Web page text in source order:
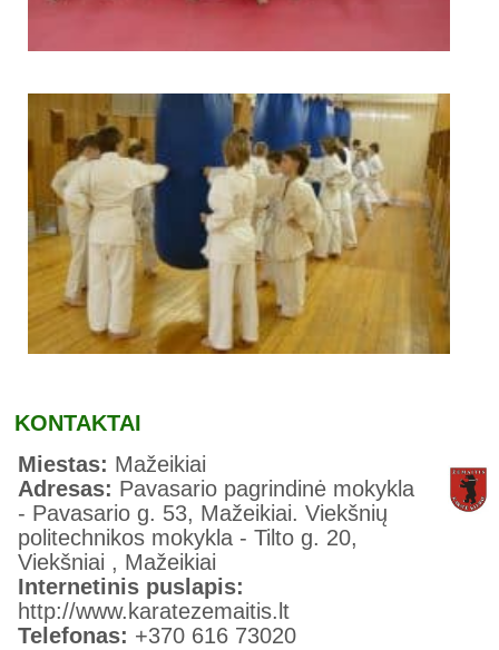
KONTAKTAI
Miestas: Mažeikiai
Adresas: Pavasario pagrindinė mokykla
- Pavasario g. 53, Mažeikiai. Viekšnių
politechnikos mokykla - Tilto g. 20,
Viekšniai , Mažeikiai
Internetinis puslapis:
http://www.karatezemaitis.lt
Telefonas: +370 616 73020